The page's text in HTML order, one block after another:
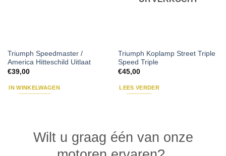
Triumph Speedmaster /
America Hitteschild Uitlaat
€39,00
IN WINKELWAGEN
Triumph Koplamp Street Triple
Speed Triple
€45,00
LEES VERDER
Wilt u graag één van onze